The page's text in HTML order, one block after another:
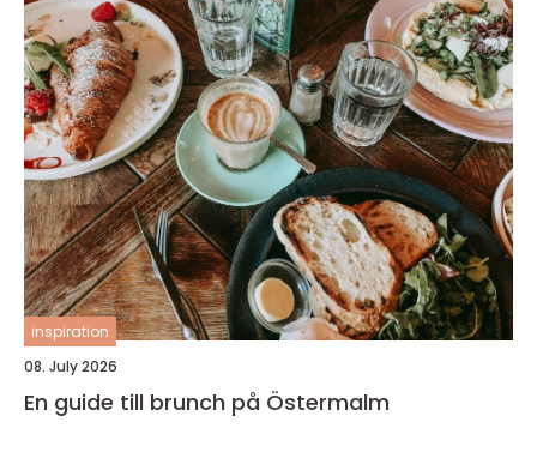
inspiration
08. July 2026
En guide till brunch på Östermalm